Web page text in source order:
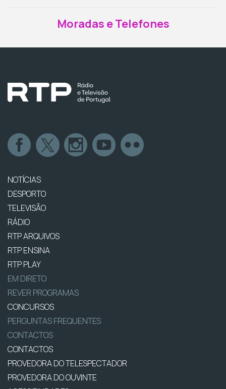
Moradas e Telefones
NOTÍCIAS
DESPORTO
TELEVISÃO
RÁDIO
RTP ARQUIVOS
RTP ENSINA
RTP PLAY
EM DIRETO
REVER PROGRAMAS
CONCURSOS
PERGUNTAS FREQUENTES
CONTACTOS
CONTACTOS
PROVEDORA DO TELESPECTADOR
PROVEDORA DO OUVINTE